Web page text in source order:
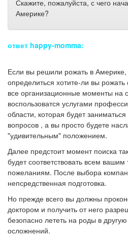
Скажите, пожалуйста, с чего
Америке?
ответ happy-momma:
Если вы решили рожать в
определиться хотите-ли вы
все организационные моменты на
воспользоватся услугами
области, которая будет
вопросов , а вы просто будете
"удивительным" положением.
Далее предстоит момент поиска
будет соответствовать всем
пожеланиям. После выбора
непсредственная подготовка.
Но прежде всего вы должны
доктором и получить от него
безопасно лететь на роды в
осложнений.